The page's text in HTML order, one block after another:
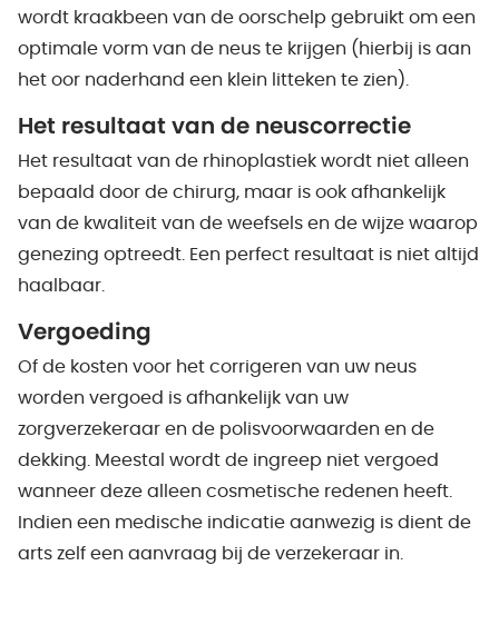
wordt kraakbeen van de oorschelp gebruikt om een
optimale vorm van de neus te krijgen (hierbij is aan
het oor naderhand een klein litteken te zien).
Het resultaat van de neuscorrectie
Het resultaat van de rhinoplastiek wordt niet alleen
bepaald door de chirurg, maar is ook afhankelijk
van de kwaliteit van de weefsels en de wijze waarop
genezing optreedt. Een perfect resultaat is niet altijd
haalbaar.
Vergoeding
Of de kosten voor het corrigeren van uw neus
worden vergoed is afhankelijk van uw
zorgverzekeraar en de polisvoorwaarden en de
dekking. Meestal wordt de ingreep niet vergoed
wanneer deze alleen cosmetische redenen heeft.
Indien een medische indicatie aanwezig is dient de
arts zelf een aanvraag bij de verzekeraar in.